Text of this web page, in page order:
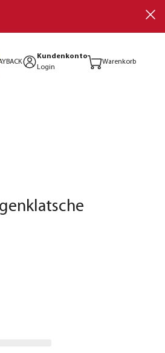
Kundenkonto
Login
Warenkorb